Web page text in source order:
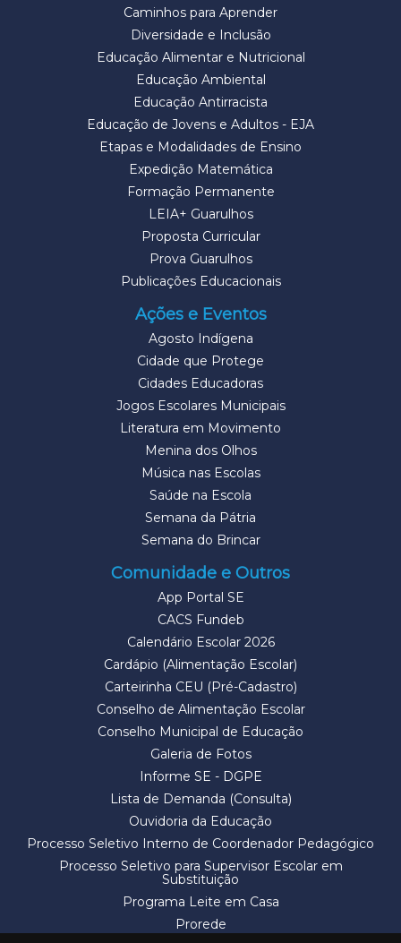
Caminhos para Aprender
Diversidade e Inclusão
Educação Alimentar e Nutricional
Educação Ambiental
Educação Antirracista
Educação de Jovens e Adultos - EJA
Etapas e Modalidades de Ensino
Expedição Matemática
Formação Permanente
LEIA+ Guarulhos
Proposta Curricular
Prova Guarulhos
Publicações Educacionais
Ações e Eventos
Agosto Indígena
Cidade que Protege
Cidades Educadoras
Jogos Escolares Municipais
Literatura em Movimento
Menina dos Olhos
Música nas Escolas
Saúde na Escola
Semana da Pátria
Semana do Brincar
Comunidade e Outros
App Portal SE
CACS Fundeb
Calendário Escolar 2026
Cardápio (Alimentação Escolar)
Carteirinha CEU (Pré-Cadastro)
Conselho de Alimentação Escolar
Conselho Municipal de Educação
Galeria de Fotos
Informe SE - DGPE
Lista de Demanda (Consulta)
Ouvidoria da Educação
Processo Seletivo Interno de Coordenador Pedagógico
Processo Seletivo para Supervisor Escolar em
Substituição
Programa Leite em Casa
Prorede